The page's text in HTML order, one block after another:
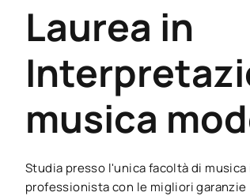
Laurea in
musica
Studia presso l'unica facoltà di
professionista con le migliori garanzie